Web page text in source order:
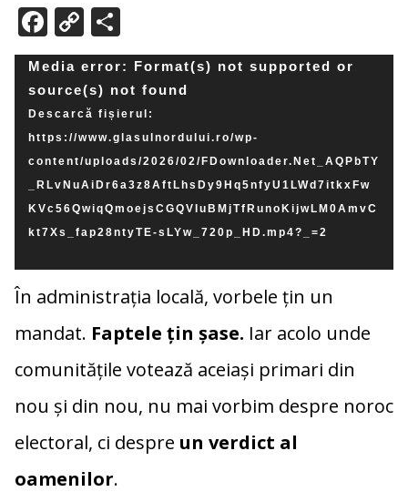
F
ac
e
b
o
o
k
C
o
p
y
Li
n
k
P
ar
ta
je
az
ă
Player
video
Media error: Format(s) not supported or
source(s) not found
Descarcă fișierul:
https://www.glasulnordului.ro/wp-
content/uploads/2026/02/FDownloader.Net_AQPbTY
_RLvNuAiDr6a3z8AftLhsDy9Hq5nfyU1LWd7itkxFw
KVc56QwiqQmoejsCGQVIuBMjTfRunoKijwLM0AmvC
kt7Xs_fap28ntyTE-sLYw_720p_HD.mp4?_=2
În administrația locală, vorbele țin un
mandat. Faptele țin șase. Iar acolo unde
comunitățile votează aceiași primari din
nou și din nou, nu mai vorbim despre noroc
electoral, ci despre un verdict al
oamenilor.